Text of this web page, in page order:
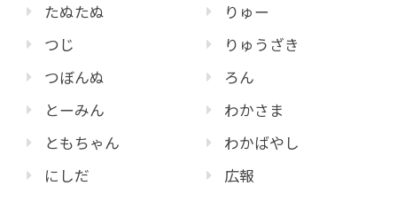
たぬたぬ
つじ
つぼんぬ
とーみん
ともちゃん
にしだ
りゅー
りゅうざき
ろん
わかさま
わかばやし
広報